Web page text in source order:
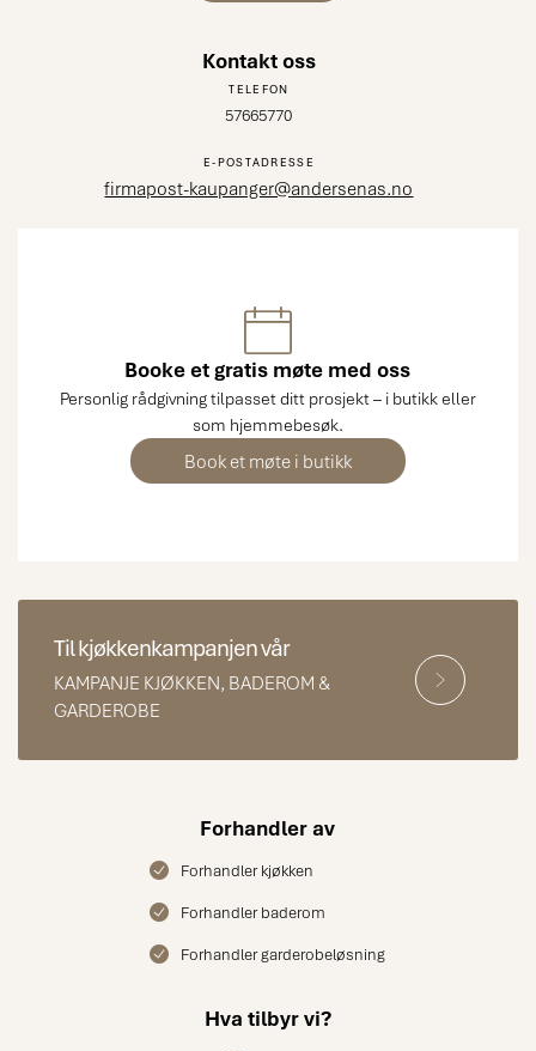
Kontakt oss
TELEFON
57665770
E-POSTADRESSE
firmapost-kaupanger@andersenas.no
Booke et gratis møte med oss
Personlig rådgivning tilpasset ditt prosjekt – i butikk eller
som hjemmebesøk.
Book et møte i butikk
Til kjøkkenkampanjen vår
KAMPANJE KJØKKEN, BADEROM &
GARDEROBE
Forhandler av
Forhandler kjøkken
Forhandler baderom
Forhandler garderobeløsning
Hva tilbyr vi?